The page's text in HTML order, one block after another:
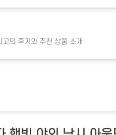
의 후기와 추천 상품 소개